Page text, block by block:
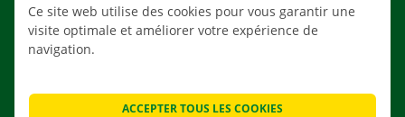
AGENCES
Ce site web utilise des cookies pour vous garantir une
visite optimale et améliorer votre expérience de
navigation.
ACCEPTER TOUS LES COOKIES